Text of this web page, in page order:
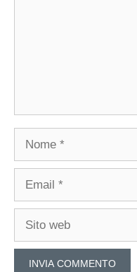
Nome
Email
Sito